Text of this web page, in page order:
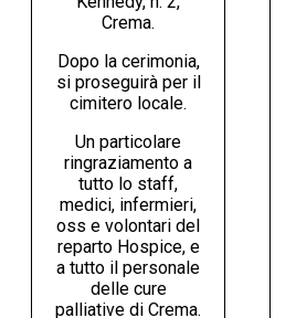
Crema.
Dopo la cerimonia,
si proseguirà per il
cimitero locale.
Un particolare
ringraziamento a
tutto lo staff,
medici, infermieri,
oss e volontari del
reparto Hospice, e
a tutto il personale
delle cure
palliative di Crema.